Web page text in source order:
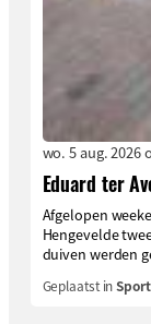
wo. 5 aug. 2026
Eduard ter
Afgelopen
Hengevelde
duiven werden
Geplaatst inSport